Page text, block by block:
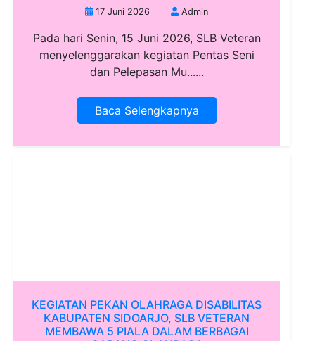
17 Juni 2026 Admin
Pada hari Senin, 15 Juni 2026, SLB Veteran
menyelenggarakan kegiatan Pentas Seni
dan Pelepasan Mu......
Baca Selengkapnya
KEGIATAN PEKAN OLAHRAGA DISABILITAS
KABUPATEN SIDOARJO, SLB VETERAN
MEMBAWA 5 PIALA DALAM BERBAGAI